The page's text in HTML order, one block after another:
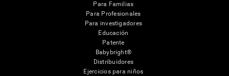
Para Familias
Para Profesionales
Para investigadores
Educación
Patente
Babybright®
Distribuidores
Ejercicios para niños